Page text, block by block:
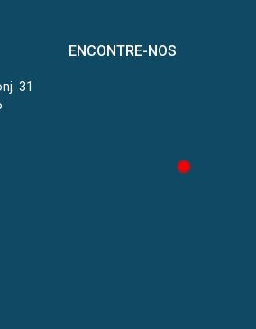
31
ENCONTRE-NOS